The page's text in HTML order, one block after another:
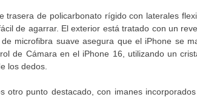
trasera de policarbonato rígido con laterales
de agarrar. El exterior está tratado con un
microfibra suave asegura que el iPhone se
de Cámara en el iPhone 16, utilizando un
los dedos.
otro punto destacado, con imanes